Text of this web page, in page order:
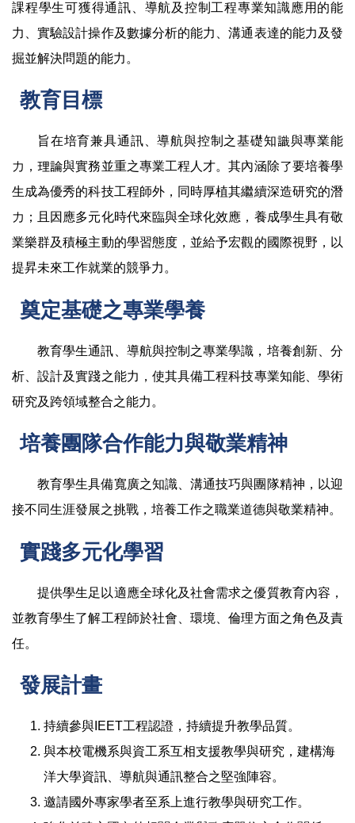
課程學生可獲得通訊、導航及控制工程專業知識應用的能
力、實驗設計操作及數據分析的能力、溝通表達的能力及發
掘並解決問題的能力。
教育目標
旨在培育兼具通訊、導航與控制之基礎知識與專業能
力，理論與實務並重之專業工程人才。其內涵除了要培養學
生成為優秀的科技工程師外，同時厚植其繼續深造研究的潛
力；且因應多元化時代來臨與全球化效應，養成學生具有敬
業樂群及積極主動的學習態度，並給予宏觀的國際視野，以
提昇未來工作就業的競爭力。
奠定基礎之專業學養
教育學生通訊、導航與控制之專業學識，培養創新、分
析、設計及實踐之能力，使其具備工程科技專業知能、學術
研究及跨領域整合之能力。
培養團隊合作能力與敬業精神
教育學生具備寬廣之知識、溝通技巧與團隊精神，以迎
接不同生涯發展之挑戰，培養工作之職業道德與敬業精神。
實踐多元化學習
提供學生足以適應全球化及社會需求之優質教育內容，
並教育學生了解工程師於社會、環境、倫理方面之角色及責
任。
發展計畫
持續參與IEET工程認證，持續提升教學品質。
與本校電機系與資工系互相支援教學與研究，建構海
洋大學資訊、導航與通訊整合之堅強陣容。
邀請國外專家學者至系上進行教學與研究工作。